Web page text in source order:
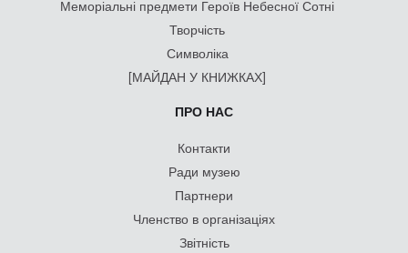
Меморіальні предмети Героїв Небесної Сотні
Творчість
Символіка
[МАЙДАН У КНИЖКАХ]
ПРО НАС
Контакти
Ради музею
Партнери
Членство в організаціях
Звітність